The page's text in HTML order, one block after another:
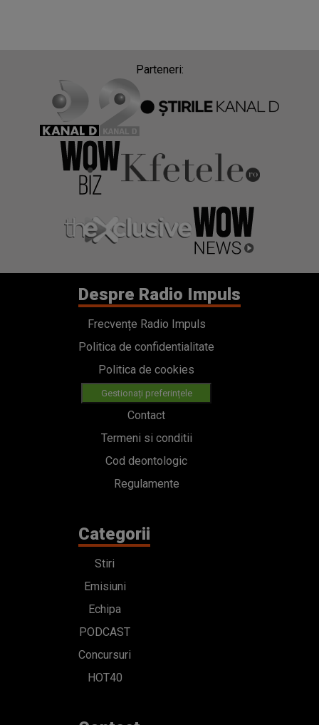
Parteneri:
Despre Radio Impuls
Frecvențe Radio Impuls
Politica de confidentialitate
Politica de cookies
Gestionați preferințele
Contact
Termeni si conditii
Cod deontologic
Regulamente
Categorii
Stiri
Emisiuni
Echipa
PODCAST
Concursuri
HOT40